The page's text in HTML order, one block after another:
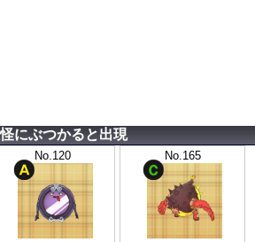
にぶつかると出現
No.120 No.165